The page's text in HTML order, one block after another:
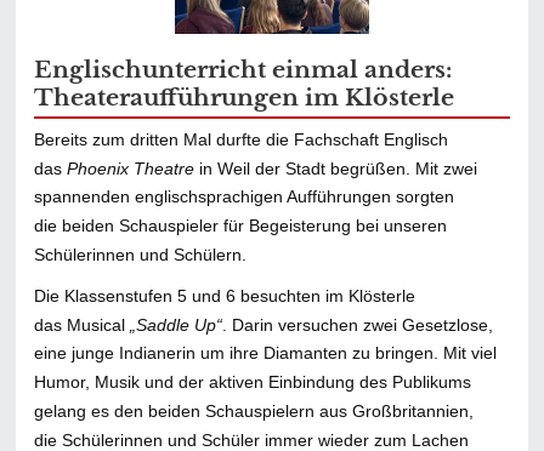
Englischunterricht einmal anders:
Theateraufführungen im Klösterle
Bereits zum dritten Mal durfte die Fachschaft Englisch
dasPhoenix Theatre in Weil der Stadt begrüßen. Mit zwei
spannenden englischsprachigen Aufführungen sorgten
die beiden Schauspieler für Begeisterung bei unseren
Schülerinnen und Schülern.
Die Klassenstufen 5 und 6 besuchten im Klösterle
das Musical „Saddle Up“ . Darin versuchen zwei Gesetzlose,
eine junge Indianerin um ihre Diamanten zu bringen. Mit viel
Humor, Musik und der aktiven Einbindung des Publikums
gelang es den beiden Schauspielern aus Großbritannien,
die Schülerinnen und Schüler immer wieder zum Lachen